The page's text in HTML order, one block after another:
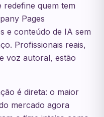
quem tem
Pages
e conteúdo de IA sem
Profissionais reais,
voz autoral, estão
é direta: o maior
mercado agora